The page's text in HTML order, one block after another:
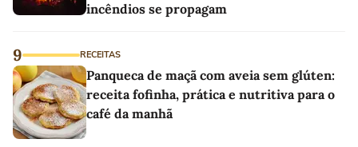
incêndios se propagam
9 RECEITAS
Panqueca de maçã com aveia sem glúten:
receita fofinha, prática e nutritiva para o
café da manhã